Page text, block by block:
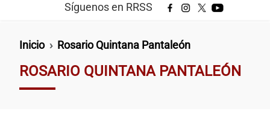
Síguenos en RRSS
Ruta de navegación
Inicio Rosario Quintana Pantaleón
ROSARIO QUINTANA PANTALEÓN